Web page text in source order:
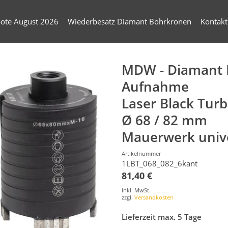
August 2026 Wiederbesatz Diamant Bohrkronen Kontakt
MDW -
Aufnahme
Laser Black
Ø 68 / 82 mm
Mauerwerk
Artikelnummer
1LBT_068_082_6kant
81,40 €
inkl. MwSt.
zzgl. Versandkosten
Lieferzeit max. 5 Tage